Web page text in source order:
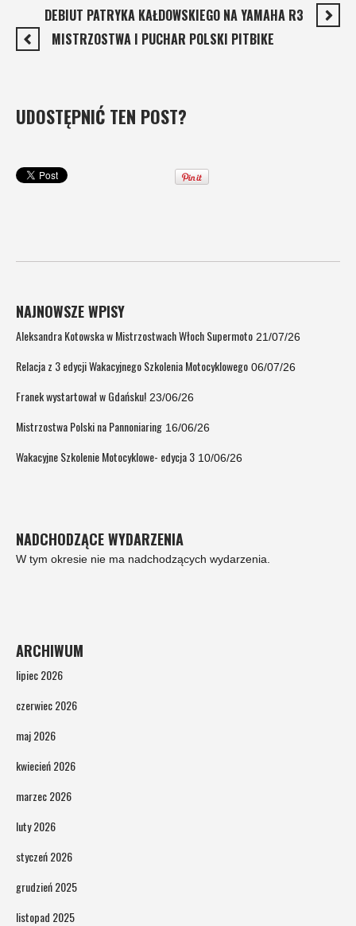
DEBIUT PATRYKA KAŁDOWSKIEGO NA YAMAHA R3
MISTRZOSTWA I PUCHAR POLSKI PITBIKE
UDOSTĘPNIĆ TEN POST?
NAJNOWSZE WPISY
Aleksandra Kotowska w Mistrzostwach Włoch Supermoto 21/07/26
Relacja z 3 edycji Wakacyjnego Szkolenia Motocyklowego 06/07/26
Franek wystartował w Gdańsku! 23/06/26
Mistrzostwa Polski na Pannoniaring 16/06/26
Wakacyjne Szkolenie Motocyklowe- edycja 3 10/06/26
NADCHODZĄCE WYDARZENIA
W tym okresie nie ma nadchodzących wydarzenia.
ARCHIWUM
lipiec 2026
czerwiec 2026
maj 2026
kwiecień 2026
marzec 2026
luty 2026
styczeń 2026
grudzień 2025
listopad 2025